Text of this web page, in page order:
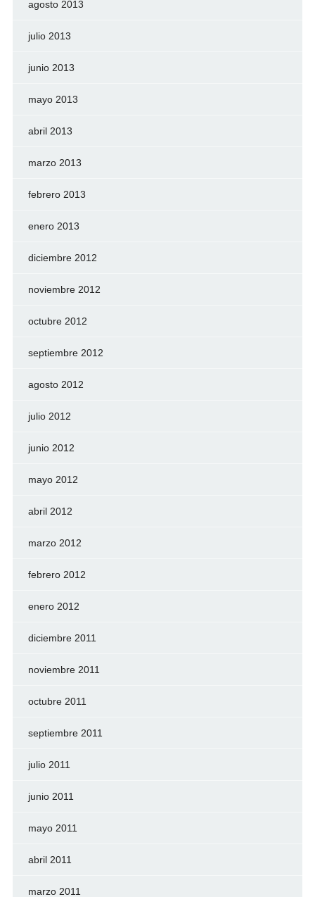
agosto 2013
julio 2013
junio 2013
mayo 2013
abril 2013
marzo 2013
febrero 2013
enero 2013
diciembre 2012
noviembre 2012
octubre 2012
septiembre 2012
agosto 2012
julio 2012
junio 2012
mayo 2012
abril 2012
marzo 2012
febrero 2012
enero 2012
diciembre 2011
noviembre 2011
octubre 2011
septiembre 2011
julio 2011
junio 2011
mayo 2011
abril 2011
marzo 2011